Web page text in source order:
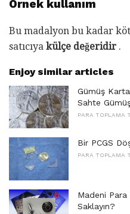
Örnek kullanım
Bu madalyon bu kadar
satıcıya külçe değeridir .
Enjoy similar articles
Gümüş Kartal
Sahte
PARA TOPLAMA
Bir PCGS
PARA TOPLAMA
Madeni Para
Saklayın?